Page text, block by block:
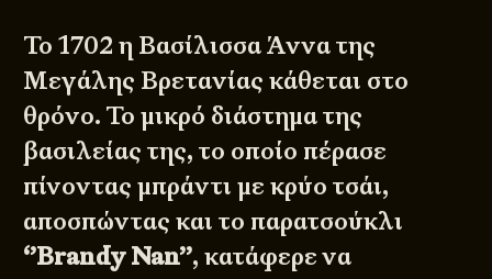
Το 1702 η Βασίλισσα Άννα της
Μεγάλης Βρετανίας κάθεται στο
θρόνο. Το μικρό διάστημα της
βασιλείας της, το οποίο πέρασε
πίνοντας μπράντι με κρύο τσάι,
αποσπώντας και το παρατσούκλι
‘’Brandy Nan’’, κατάφερε να